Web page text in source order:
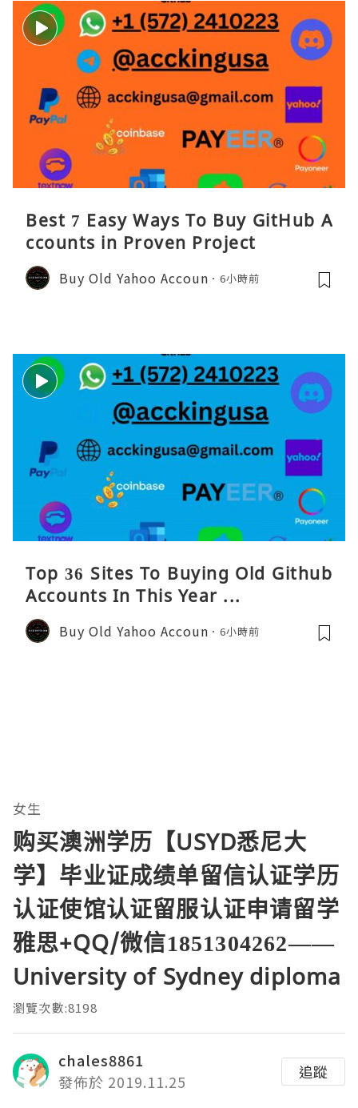
Best 7 Easy Ways To Buy GitHub A
ccounts in Proven Project
Buy Old Yahoo Accoun 6小時前
Top 36 Sites To Buying Old Github
Accounts In This Year ...
Buy Old Yahoo Accoun 6小時前
女生
购买澳洲学历【USYD悉尼大
学】毕业证成绩单留信认证学历
认证使馆认证留服认证申请留学
雅思+QQ/微信1851304262——
University of Sydney diploma
瀏覽次數:8198
chales8861
發佈於 2019.11.25
追蹤